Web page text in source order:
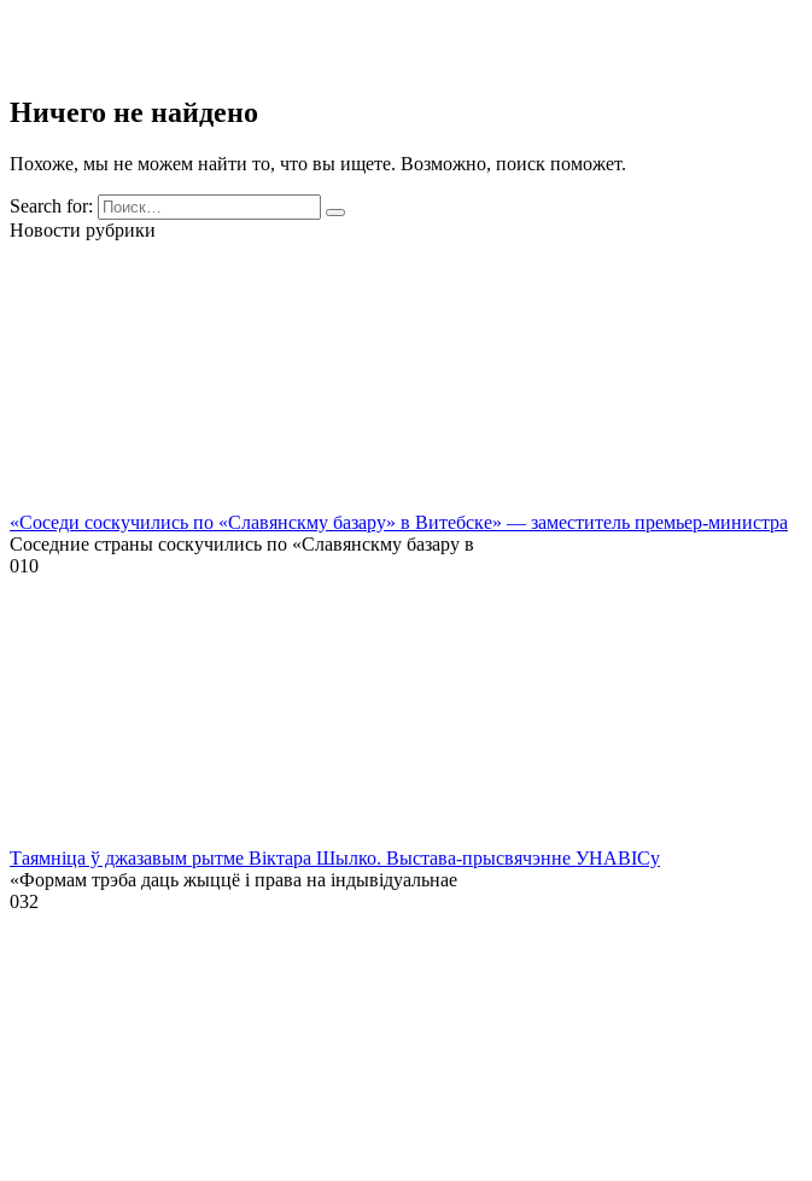
Ничего не найдено
Похоже, мы не можем найти то, что вы ищете. Возможно, поиск поможет.
Search for:
Новости рубрики
«Соседи соскучились по «Славянскму базару» в Витебске» — заместитель премьер-министра
Соседние страны соскучились по «Славянскму базару в
010
Таямніца ў джазавым рытме Віктара Шылко. Выстава-прысвячэнне УНАВІСу
«Формам трэба даць жыццё і права на індывідуальнае
032